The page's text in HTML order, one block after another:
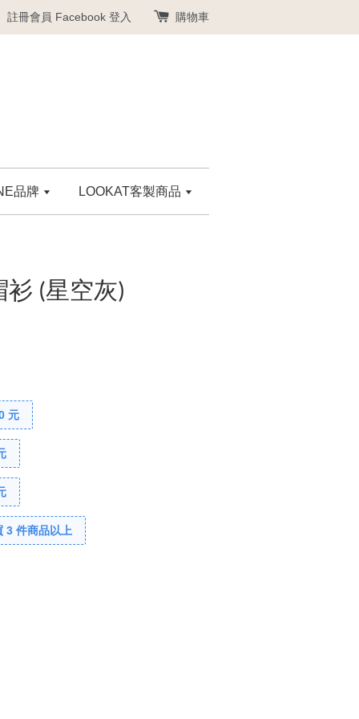
註冊會員 Facebook 登入 購物車
品牌 LOOKAT客製商品
衫 (星空灰)
元
3 件商品以上